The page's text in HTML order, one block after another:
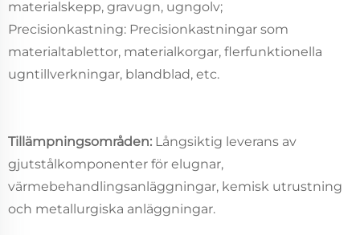
materialskepp, gravugn, ugngolv;
Precisionkastning: Precisionkastningar som
materialtablettor, materialkorgar, flerfunktionella
ugntillverkningar, blandblad, etc.
Tillämpningsområden: Långsiktig leverans av
gjutstålkomponenter för elugnar,
värmebehandlingsanläggningar, kemisk utrustning
och metallurgiska anläggningar.